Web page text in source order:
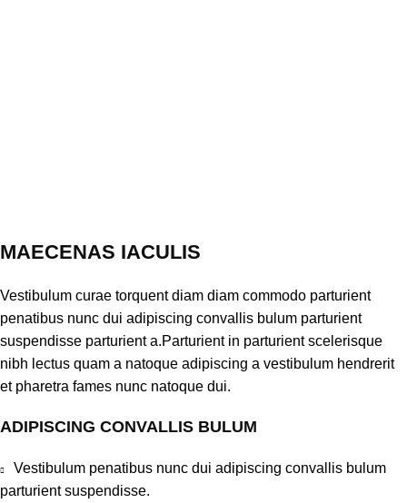
MAECENAS IACULIS
Vestibulum curae torquent diam diam commodo parturient
penatibus nunc dui adipiscing convallis bulum parturient
suspendisse parturient a.Parturient in parturient scelerisque
nibh lectus quam a natoque adipiscing a vestibulum hendrerit
et pharetra fames nunc natoque dui.
ADIPISCING CONVALLIS BULUM
Vestibulum penatibus nunc dui adipiscing convallis bulum
parturient suspendisse.